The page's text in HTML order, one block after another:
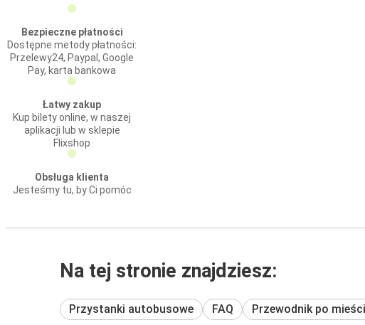
Bezpieczne płatności
Dostępne metody płatności:
Przelewy24, Paypal, Google
Pay, karta bankowa
Łatwy zakup
Kup bilety online, w naszej
aplikacji lub w sklepie
Flixshop
Obsługa klienta
Jesteśmy tu, by Ci pomóc
Na tej stronie znajdziesz:
Przystanki autobusowe FAQ Przewodnik po